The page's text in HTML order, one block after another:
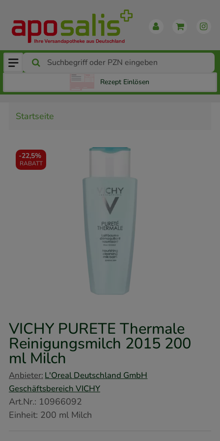
Rezept Einlösen
Startseite
-22,5%
RABATT
VICHY PURETE Thermale
Reinigungsmilch 2015 200
ml Milch
Anbieter: L'Oreal Deutschland GmbH
Geschäftsbereich VICHY
Art.Nr.: 10966092
Einheit: 200 mlMilch